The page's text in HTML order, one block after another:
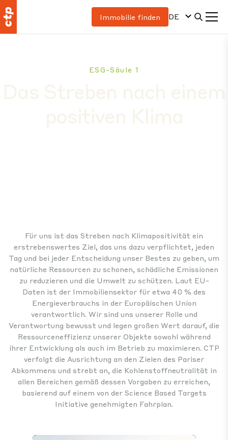
Immobilie finden DE
ESG-Säule 1
Für uns ist das Streben nach Klimapositivität ein
erstrebenswertes Ziel, das uns dazu verpflichtet, jeden
Tag und bei jeder Entscheidung unser Bestes zu geben, um
natürliche Ressourcen zu schonen, schädliche Emissionen
zu reduzieren und die Umwelt zu schützen. Laut EU-
Daten ist der Immobiliensektor für etwa 40 % des
Energieverbrauchs in der Europäischen Union
verantwortlich. Wir sind uns unserer Rolle und
Verantwortung bewusst und legen großen Wert darauf, die
Ressourceneffizienz unserer Objekte sowohl während
ihrer Entwicklung als auch im Betrieb zu maximieren. CTP
verfolgt die Ausrichtung an den Zielen des Pariser
Abkommens und strebt an, die Kohlenstoffneutralität in
allen Bereichen gemäß dessen Vorgaben zu erreichen,
basierend auf einem von der Science Based Targets
Initiative genehmigten Fahrplan.